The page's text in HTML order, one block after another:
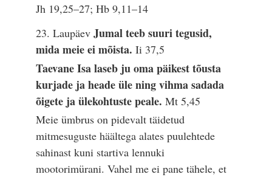
Jh 19,25–27; Hb 9,11–14
23. LaupäevJumal teeb suuri tegusid,
mida meie ei mõista.Ii 37,5
Taevane Isa laseb ju oma päikest tõusta
kurjade ja heade üle ning vihma sadada
õigete ja ülekohtuste peale.Mt 5,45
Meie ümbrus on pidevalt täidetud
mitmesuguste häältega alates puulehtede
sahinast kuni startiva lennuki
mootorimürani. Vahel me ei pane tähele, et